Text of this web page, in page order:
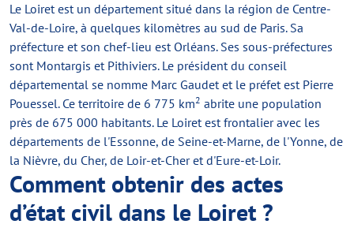
Le Loiret est un département situé dans la région de Centre-
Val-de-Loire, à quelques kilomètres au sud de Paris. Sa
préfecture et son chef-lieu est Orléans. Ses sous-préfectures
sont Montargis et Pithiviers. Le président du conseil
départemental se nomme Marc Gaudet et le préfet est Pierre
Pouessel. Ce territoire de 6 775 km2 abrite une population
près de 675 000 habitants. Le Loiret est frontalier avec les
départements de l'Essonne, de Seine-et-Marne, de l'Yonne, de
la Nièvre, du Cher, de Loir-et-Cher et d'Eure-et-Loir.
Comment obtenir des actes
d’état civil dans le Loiret ?